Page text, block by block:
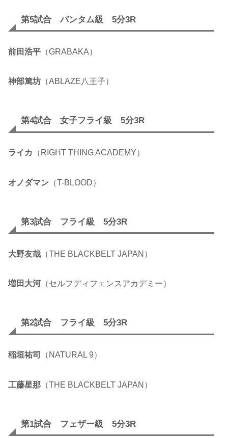
第5試合 バンタム級 5分3R
前田浩平 （GRABAKA）
神部篤坊 （ABLAZE八王子）
第4試合 女子フライ級 5分3R
ライカ （RIGHT THING ACADEMY）
オノダマン （T-BLOOD）
第3試合 フライ級 5分3R
大野友哉 （THE BLACKBELT JAPAN）
増田大河（セルフディフェンスアカデミー）
第2試合 フライ級 5分3R
稲垣祐司 （NATURAL 9）
工藤星那 （THE BLACKBELT JAPAN）
第1試合 フェザー級 5分3R